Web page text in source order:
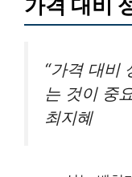
가격 대비
“가격 대비
는 것이 중
최지혜